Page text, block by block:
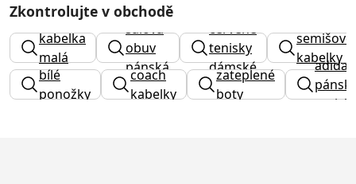
Zkontrolujte v obchodě
kabelka
malá
sálová
obuv
pánská
červené
tenisky
dámské
semišové
kabelky
bílé
ponožky
coach
kabelky
zateplené
boty
adidas